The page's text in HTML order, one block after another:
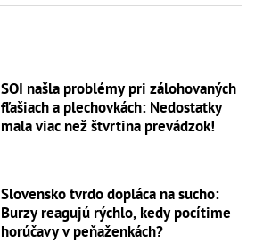
SOI našla problémy pri zálohovaných
fľašiach a plechovkách: Nedostatky
mala viac než štvrtina prevádzok!
Slovensko tvrdo dopláca na sucho:
Burzy reagujú rýchlo, kedy pocítime
horúčavy v peňaženkách?